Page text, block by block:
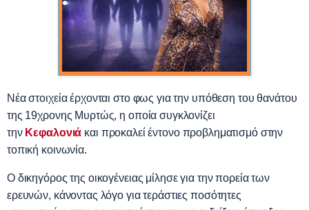
Νέα στοιχεία έρχονται στο φως για την υπόθεση του θανάτου
της 19χρονης Μυρτώς, η οποία συγκλονίζει
την Κεφαλονιά και προκαλεί έντονο προβληματισμό στην
τοπική κοινωνία.
Ο δικηγόρος της οικογένειας μίλησε για την πορεία των
ερευνών, κάνοντας λόγο για τεράστιες ποσότητες